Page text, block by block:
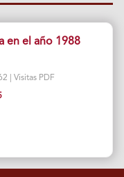
en el año 1988
| Visitas PDF